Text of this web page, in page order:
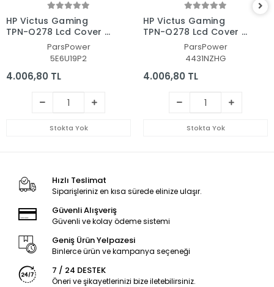
HP Victus Gaming
TPN-Q278 Lcd Cover -
Bezel Ekran Kasası-
Çerçeve Set
ParsPower
5E6U19P2
4.006,80 TL
Stokta Yok
HP Victus Gaming
TPN-Q278 Lcd Cover -
Bezel Ekran Kasası-
Çerçeve Set
ParsPower
4431NZHG
4.006,80 TL
Stokta Yok
Hızlı Teslimat
Siparişleriniz en kısa sürede elinize ulaşır.
Güvenli Alışveriş
Güvenli ve kolay ödeme sistemi
Geniş Ürün Yelpazesi
Binlerce ürün ve kampanya seçeneği
7 / 24 DESTEK
Öneri ve şikayetlerinizi bize iletebilirsiniz.